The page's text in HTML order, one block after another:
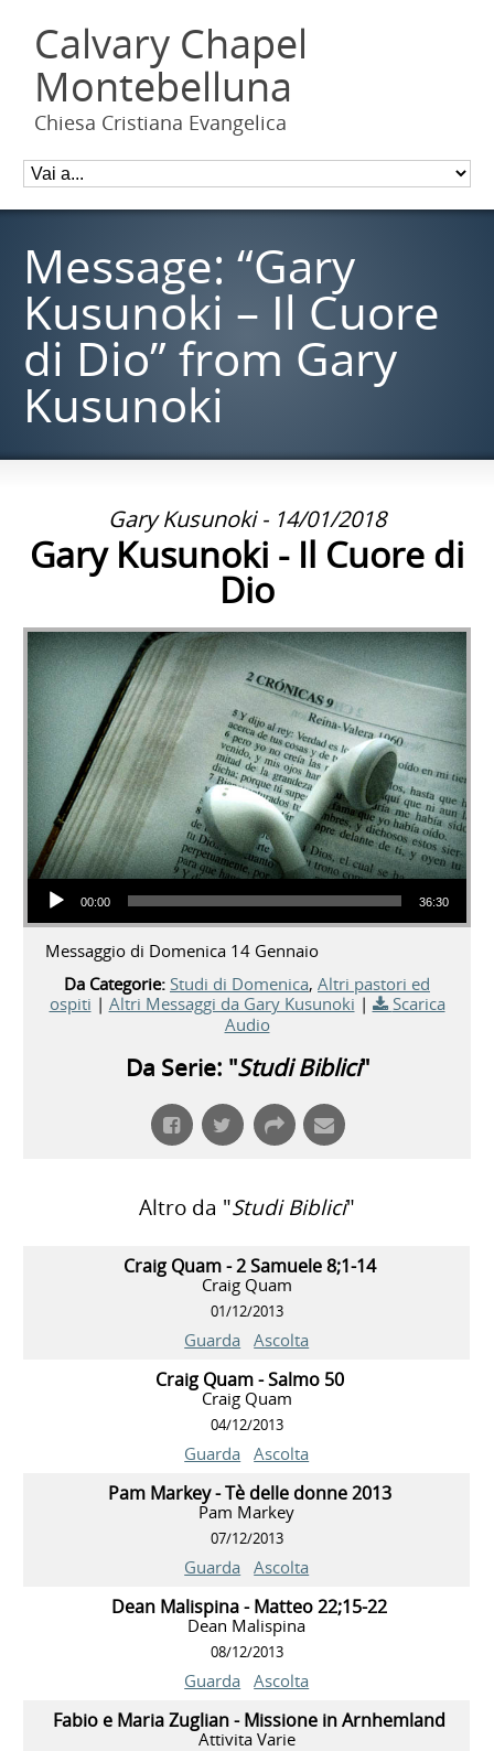
Calvary Chapel
Montebelluna
Chiesa Cristiana Evangelica
Message: “Gary
Kusunoki – Il Cuore
di Dio” from Gary
Kusunoki
Gary Kusunoki - 14/01/2018
Gary Kusunoki - Il Cuore di
Dio
Audio Player
00:00 36:30
Messaggio di Domenica 14 Gennaio
Da Categorie: Studi di Domenica, Altri pastori ed
ospiti | Altri Messaggi da Gary Kusunoki |
Scarica
Audio
Da Serie: "Studi Biblici"
Altro da "Studi Biblici"
Craig Quam - 2 Samuele 8;1-14
Craig Quam
01/12/2013
Guarda Ascolta
Craig Quam - Salmo 50
Craig Quam
04/12/2013
Guarda Ascolta
Pam Markey - Tè delle donne 2013
Pam Markey
07/12/2013
Guarda Ascolta
Dean Malispina - Matteo 22;15-22
Dean Malispina
08/12/2013
Guarda Ascolta
Fabio e Maria Zuglian - Missione in Arnhemland
Attivita Varie